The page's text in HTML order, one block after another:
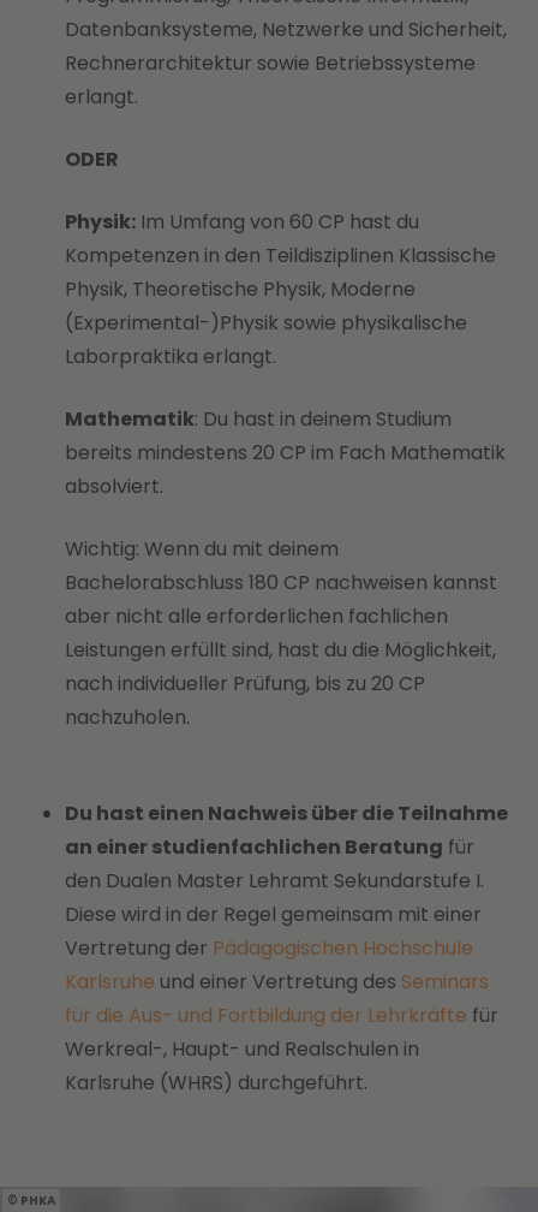
Datenbanksysteme, Netzwerke und Sicherheit,
Rechnerarchitektur sowie Betriebssysteme
erlangt.
ODER
Physik: Im Umfang von 60 CP hast du
Kompetenzen in den Teildisziplinen Klassische
Physik, Theoretische Physik, Moderne
(Experimental-)Physik sowie physikalische
Laborpraktika erlangt.
Mathematik: Du hast in deinem Studium
bereits mindestens 20 CP im Fach Mathematik
absolviert.
Wichtig: Wenn du mit deinem
Bachelorabschluss 180 CP nachweisen kannst
aber nicht alle erforderlichen fachlichen
Leistungen erfüllt sind, hast du die Möglichkeit,
nach individueller Prüfung, bis zu 20 CP
nachzuholen.
Du hast einen Nachweis über die Teilnahme
an einer studienfachlichen Beratung für
den Dualen Master Lehramt Sekundarstufe I.
Diese wird in der Regel gemeinsam mit einer
Vertretung der Pädagogischen Hochschule
Karlsruhe und einer Vertretung des Seminars
für die Aus- und Fortbildung der Lehrkräfte für
Werkreal-, Haupt- und Realschulen in
Karlsruhe (WHRS) durchgeführt.
PHKA